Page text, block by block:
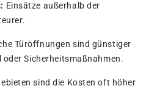
Einsätze außerhalb der
Türöffnungen sind günstiger
Sicherheitsmaßnahmen.
sind die Kosten oft höher